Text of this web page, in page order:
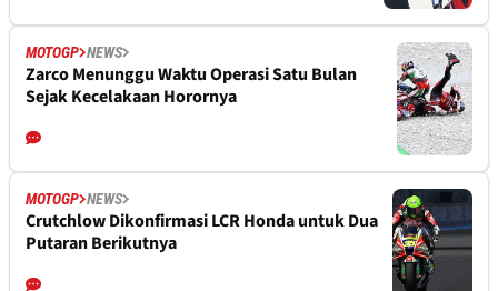
MOTOGP NEWS
Zarco Menunggu Waktu Operasi Satu Bulan
Sejak Kecelakaan Horornya
MOTOGP NEWS
Crutchlow Dikonfirmasi LCR Honda untuk Dua
Putaran Berikutnya